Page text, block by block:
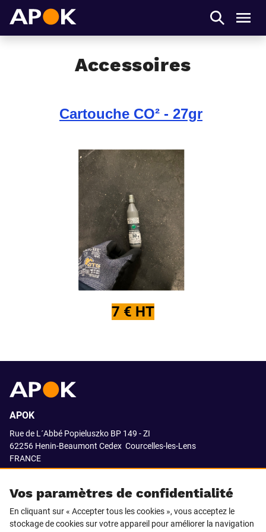
Accessoires
Cartouche CO² - 27gr
7 € HT
Vos paramètres de confidentialité
En cliquant sur « Accepter tous les cookies », vous acceptez le
stockage de cookies sur votre appareil pour améliorer la navigation
APOK
Rue de L´Abbé Popieluszko BP 149 - ZI
62256 Henin-Beaumont Cedex Courcelles-les-Lens
FRANCE